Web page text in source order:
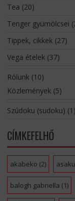
Tea (20)
Tenger gyümölcsei
Tippek, cikkek(27)
Vega ételek(37)
Rólunk(10)
Közlemények(5)
Szúdoku (sudoku) (1)
CÍMKEFELHŐ
akabeko (2)
balogh gabriella (1)